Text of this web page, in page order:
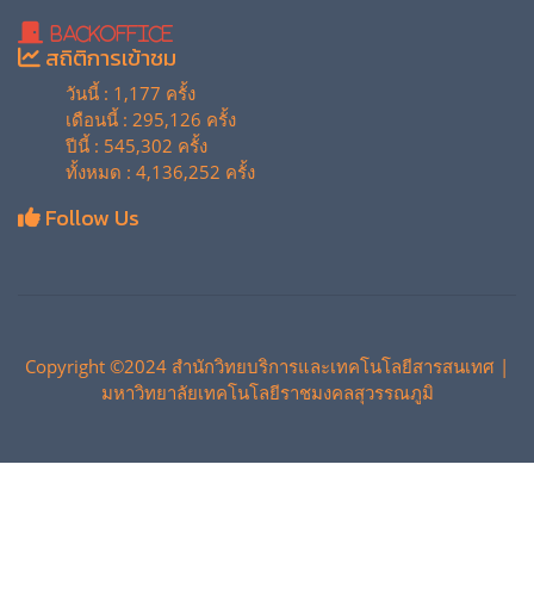
BackOffice
สถิติการเข้าชม
วันนี้ : 1,177 ครั้ง
เดือนนี้ : 295,126 ครั้ง
ปีนี้ : 545,302 ครั้ง
ทั้งหมด : 4,136,252 ครั้ง
Follow Us
Copyright ©2024 สำนักวิทยบริการและเทคโนโลยีสารสนเทศ |
มหาวิทยาลัยเทคโนโลยีราชมงคลสุวรรณภูมิ